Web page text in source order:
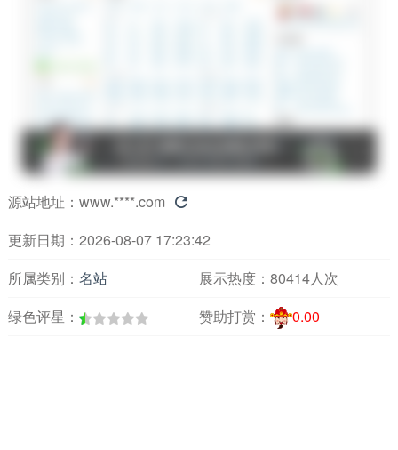
源站地址： www.****.com 
更新日期：2026-08-07 17:23:42
所属类别： 名站 展示热度： 80414人次
绿色评星：
赞助打赏： 0.00